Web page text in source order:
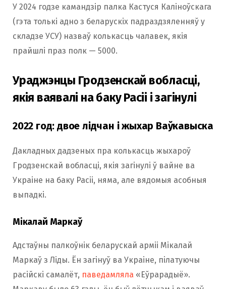
У 2024 годзе камандзір палка Кастуся Каліноўскага
(гэта толькі адно з беларускіх падраздзяленняў у
складзе УСУ) назваў колькасць чалавек, якія
прайшлі праз полк — 5000.
Ураджэнцы Гродзенскай вобласці,
якія ваявалі на баку Расіі і загінулі
2022 год: двое лідчан і жыхар Ваўкавыска
Дакладных дадзеных пра колькасць жыхароў
Гродзенскай вобласці, якія загінулі ў вайне ва
Украіне на баку Расіі, няма, але вядомыя асобныя
выпадкі.
Мікалай Маркаў
Адстаўны палкоўнік беларускай арміі Мікалай
Маркаў з Ліды. Ён загінуў ва Украіне, пілатуючы
расійскі самалёт, паведамляла «Еўрарадыё».